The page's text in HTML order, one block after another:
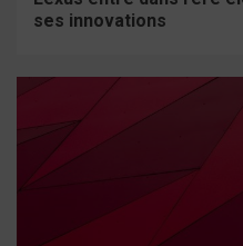
ses innovations